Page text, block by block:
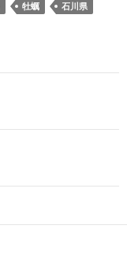
牡蠣
石川県